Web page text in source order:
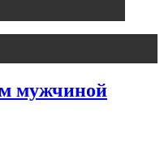
мужчиной